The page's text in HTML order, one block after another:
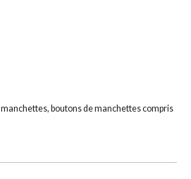
boutons de manchettes compris